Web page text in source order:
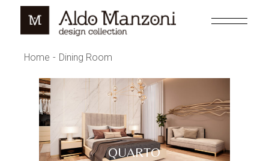
Home Dining Room
QUARTO